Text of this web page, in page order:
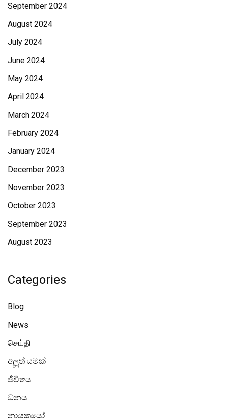
September 2024
August 2024
July 2024
June 2024
May 2024
April 2024
March 2024
February 2024
January 2024
December 2023
November 2023
October 2023
September 2023
August 2023
Categories
Blog
News
செய்தி
අලූත් යමක්
ජීවිතය
ධනය
නායකයෝ